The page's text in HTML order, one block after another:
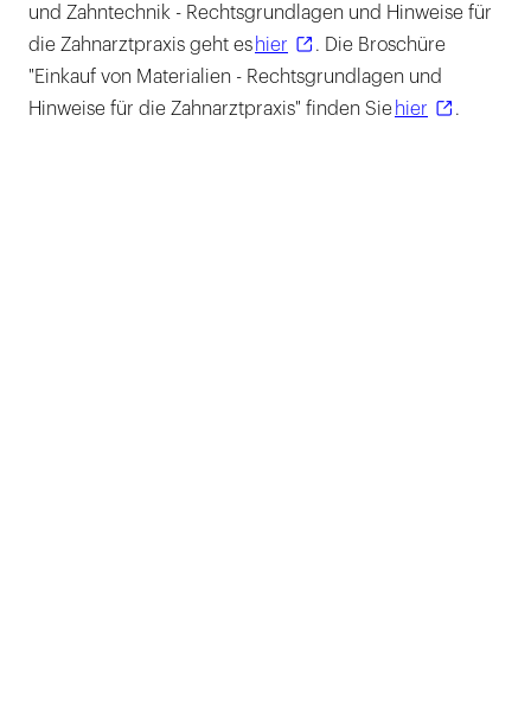
und Zahntechnik - Rechtsgrundlagen und Hinweise für
die Zahnarztpraxis geht es hier
. Die Broschüre
"Einkauf von Materialien - Rechtsgrundlagen und
Hinweise für die Zahnarztpraxis" finden Sie hier .